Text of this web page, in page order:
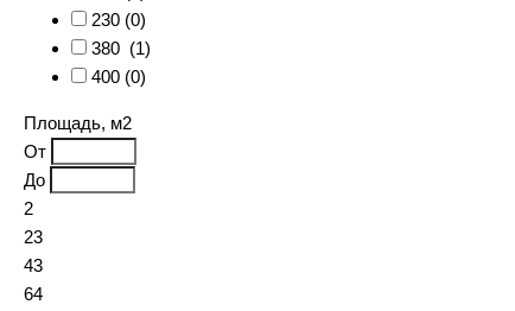
230 (0)
380 (1)
400 (0)
Площадь, м2
От
До
2
23
43
64